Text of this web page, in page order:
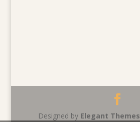
Designed by Elegant Themes